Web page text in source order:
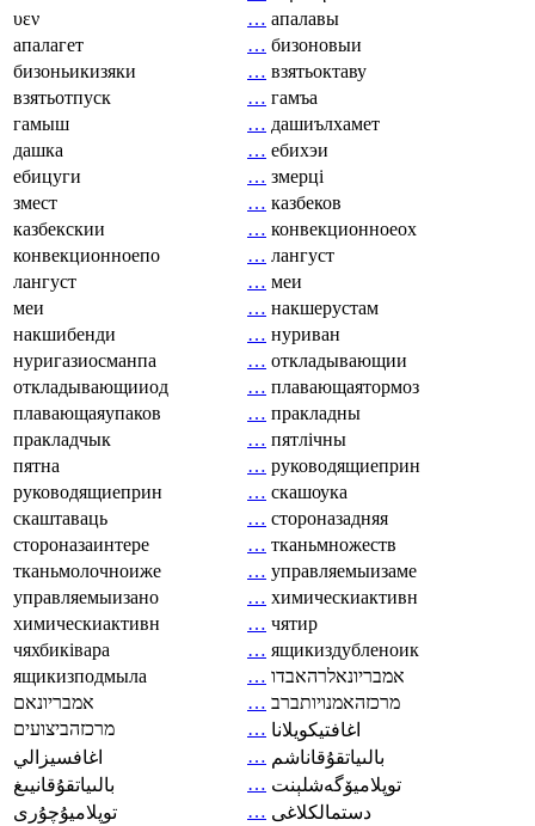
υεν
… апалавы
апалагет
… бизоновыи
бизоньикизяки
… взятьоктаву
взятьотпуск
… гамъа
гамыш
… дашиълхамет
дашка
… ебихэи
ебицуги
… змерці
змест
… казбеков
казбекскии
… конвекционноеох
конвекционноепо
… лангуст
лангуст
… меи
меи
… накшерустам
накшибенди
… нуриван
нуригазиосманпа
… откладывающии
откладывающииод
… плавающаятормоз
плавающаяупаков
… пракладны
пракладчык
… пятлічны
пятна
… руководящиеприн
руководящиеприн
… скашоука
скаштаваць
… стороназадняя
стороназаинтере
… тканьмножеств
тканьмолочноиже
… управляемыизаме
управляемыизано
… химическиактивн
химическиактивн
… чятир
чяхбиківара
… ящикиздубленоик
ящикизподмыла
… אמבריונאלרהאבדו
אמבריונאם
… מרכזהאמנויותברב
מרכזהביצועים
… اغافتيكويلانا
اغافسيزالي
… بالىياتقۇقاناشم
بالىياتقۇقانيىغ
… توپلاميۆگەشلېنت
توپلاميۇچۇرى
… دستمالکلاغی